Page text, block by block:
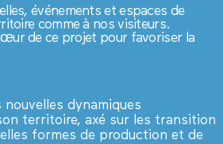
événements et espaces de
comme à nos visiteurs.
de ce projet pour favoriser la
dynamiques
territoire, axé sur les transition
formes de production et de